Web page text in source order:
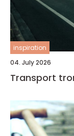
inspiration
04. July 2026
Transport